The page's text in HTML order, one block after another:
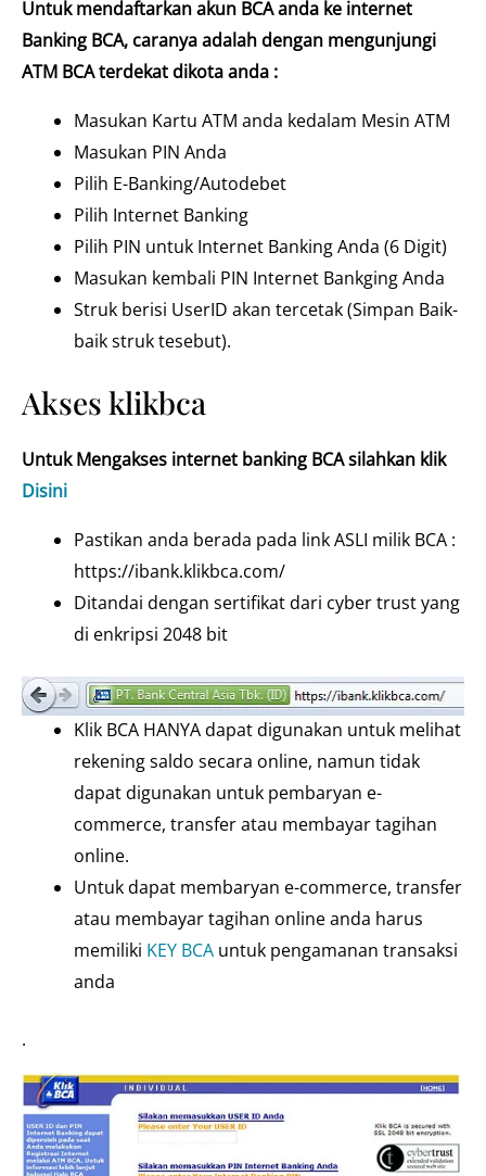
Untuk mendaftarkan akun BCA anda ke internet
Banking BCA, caranya adalah dengan mengunjungi
ATM BCA terdekat dikota anda :
Masukan Kartu ATM anda kedalam Mesin ATM
Masukan PIN Anda
Pilih E-Banking/Autodebet
Pilih Internet Banking
Pilih PIN untuk Internet Banking Anda (6 Digit)
Masukan kembali PIN Internet Bankging Anda
Struk berisi UserID akan tercetak (Simpan Baik-
baik struk tesebut).
Akses klikbca
Untuk Mengakses internet banking BCA silahkan klik
Disini
Pastikan anda berada pada link ASLI milik BCA :
https://ibank.klikbca.com/
Ditandai dengan sertifikat dari cyber trust yang
di enkripsi 2048 bit
Klik BCA HANYA dapat digunakan untuk melihat
rekening saldo secara online, namun tidak
dapat digunakan untuk pembaryan e-
commerce, transfer atau membayar tagihan
online.
Untuk dapat membaryan e-commerce, transfer
atau membayar tagihan online anda harus
memiliki KEY BCA untuk pengamanan transaksi
anda
.